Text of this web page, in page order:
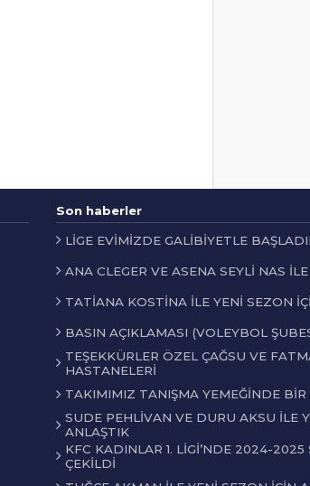
Son haberler
LİGE EVİMİZDE GALİBİYETLE
ANA CLEGER VE ASENA SEYLİ NAS
TATİANA KOSTİNA İLE YENİ SEZON
BASIN AÇIKLAMASI (VOLEYBOL
TEŞEKKÜRLER ÖZEL ÇAĞSU VE
HASTANELERİ
TAKIMIMIZ TANIŞMA YEMEĞİNDE BİR
SUDE PEHLİVAN VE DURU AKSU İLE
ANLAŞTIK
KFC KADINLAR 1. LİGİ’NDE 2024-
ÇEKİLDİ